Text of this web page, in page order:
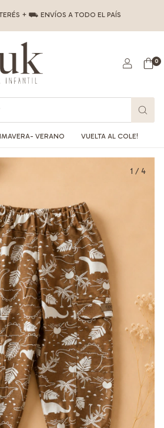
+ ⛟ ENVÍOS A TODO EL PAÍS
0
VERANO VUELTA AL COLE!
1 / 4